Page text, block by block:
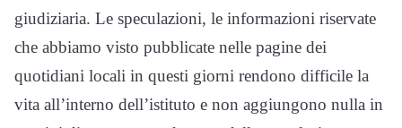
giudiziaria. Le speculazioni, le informazioni riservate
che abbiamo visto pubblicate nelle pagine dei
quotidiani locali in questi giorni rendono difficile la
vita all’interno dell’istituto e non aggiungono nulla in